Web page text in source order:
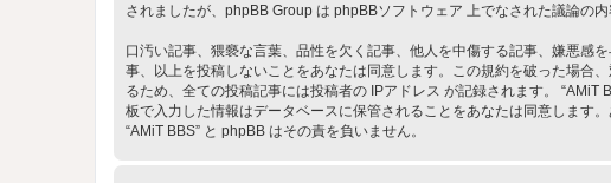
されましたが、phpBB Group は phpBBソフトウェア 上でなされた議論の
口汚い記事、猥褻な言葉、品性を欠く記事、他人を中傷する記事、嫌悪感
事、以上を投稿しないことをあなたは同意します。この規約を破った場合
るため、全ての投稿記事には投稿者の IPアドレス が記録されます。
板で入力した情報はデータベースに保管されることをあなたは同意します
“AMiT BBS” と phpBB はその責を負いません。